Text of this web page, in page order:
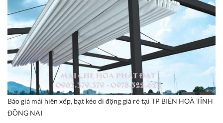
Báo giá mái hiên xếp, bạt kéo di động giá rẻ tại TP BIÊN HOÀ TỈNH
ĐỒNG NAI